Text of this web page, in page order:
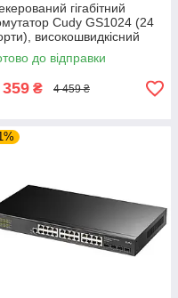
гігабітний
Cudy GS1024 (24
високошвидкісний
мережевий світч
до відправки
₴ 4 459 ₴